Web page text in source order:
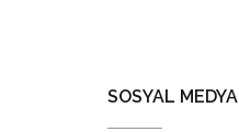
SOSYAL MEDYA